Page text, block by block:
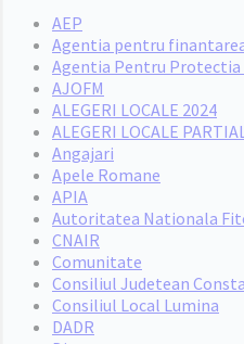
AEP
Agentia pentru
Agentia Pentru Protectia
AJOFM
ALEGERI LOCALE 2024
ALEGERI LOCALE
Angajari
Apele Romane
APIA
Autoritatea Nationala
CNAIR
Comunitate
Consiliul Judetean
Consiliul Local Lumina
DADR